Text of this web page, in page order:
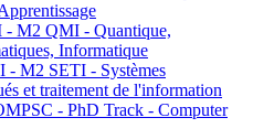
M2 QMI - Quantique,
Informatique
- M2 SETI - Systèmes
et traitement de l'information
- PhD Track - Computer